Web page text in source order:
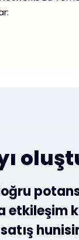
etkileşim